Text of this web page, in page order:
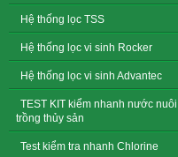
Hệ thống lọc TSS
Hệ thống lọc vi sinh Rocker
Hệ thống lọc vi sinh Advantec
TEST KIT kiểm nhanh nước nuôi
trồng thủy sản
Test kiểm tra nhanh Chlorine